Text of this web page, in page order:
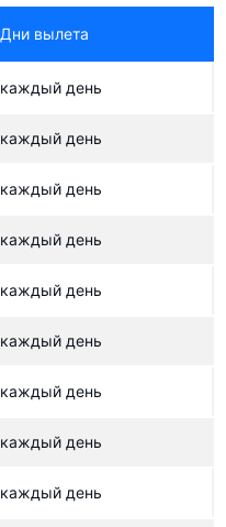
Дни вылета
каждый день
каждый день
каждый день
каждый день
каждый день
каждый день
каждый день
каждый день
каждый день